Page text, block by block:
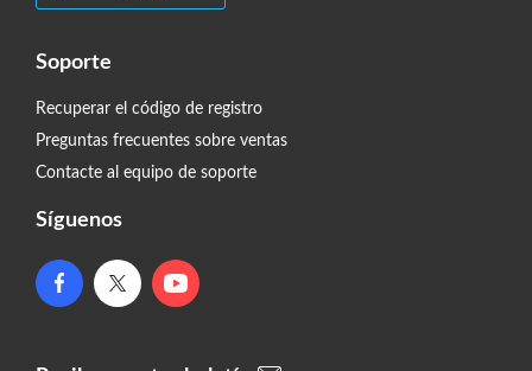
Soporte
Recuperar el código de registro
Preguntas frecuentes sobre ventas
Contacte al equipo de soporte
Síguenos